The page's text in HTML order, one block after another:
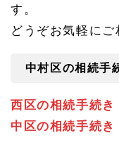
す。
どうぞお気軽にご
中村区の相続手
西区の相続手続き
中区の相続手続き